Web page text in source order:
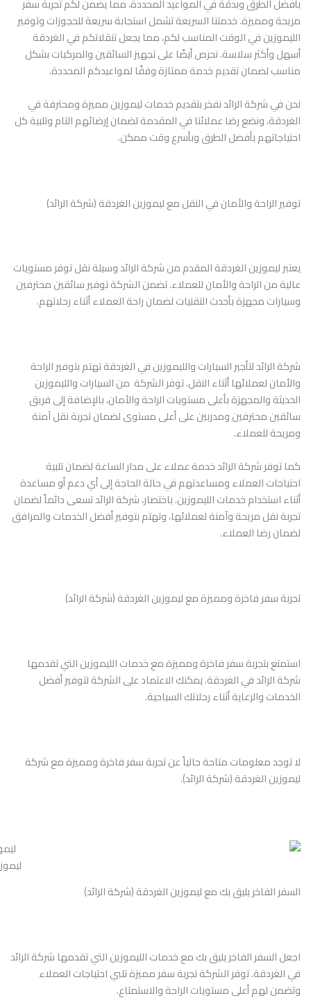
بأفضل الطرق وبدقة في المواعيد المحددة، مما يضمن لكم تجربة سفر
مريحة ومميزة. خدمتنا السريعة تشمل استجابة سريعة للحجوزات وتوفير
الليموزين في الوقت المناسب لكم، مما يجعل تنقلاتكم في الغردقة
أسهل وأكثر سلاسة. نحرص أيضًا على تجهيز السائقين والمركبات بشكل
مناسب لضمان تقديم خدمة ممتازة وفقًا لمواعيدكم المحددة.
نحن في شركة الرائد نفخر بتقديم خدمات ليموزين مميزة ومحترفة في
الغردقة، ونضع رضا عملائنا في المقدمة لضمان إرضائهم التام وتلبية كل
احتياجاتهم بأفضل الطرق وبأسرع وقت ممكن.
توفير الراحة والأمان في النقل مع ليموزين الغردقة (شركة الرائد)
يعتبر ليموزين الغردقة المقدم من شركة الرائد وسيلة نقل توفر مستويات
عالية من الراحة والأمان للعملاء. تضمن الشركة توفير سائقين محترفين
وسيارات مجهزة بأحدث التقنيات لضمان راحة العملاء أثناء رحلاتهم.
شركة الرائد لتأجير السيارات والليموزين في الغردقة تهتم بتوفير الراحة
والأمان لعملائها أثناء النقل. توفر الشركة من السيارات والليموزين
الحديثة والمجهزة بأعلى مستويات الراحة والأمان، بالإضافة إلى فريق
سائقين محترفين ومدربين على أعلى مستوى لضمان تجربة نقل آمنة
ومريحة للعملاء.
كما توفر شركة الرائد خدمة عملاء على مدار الساعة لضمان تلبية
احتياجات العملاء ومساعدتهم في حالة الحاجة إلى أي دعم أو مساعدة
أثناء استخدام خدمات الليموزين. باختصار، شركة الرائد تسعى دائماً لضمان
تجربة نقل مريحة وآمنة لعملائها، وتهتم بتوفير أفضل الخدمات والمرافق
لضمان رضا العملاء.
تجربة سفر فاخرة ومميزة مع ليموزين الغردقة (شركة الرائد)
استمتع بتجربة سفر فاخرة ومميزة مع خدمات الليموزين التي تقدمها
شركة الرائد في الغردقة. يمكنك الاعتماد على الشركة لتوفير أفضل
الخدمات والرعاية أثناء رحلاتك السياحية.
لا توجد معلومات متاحة حالياً عن تجربة سفر فاخرة ومميزة مع شركة
ليموزين الغردقة (شركة الرائد).
السفر الفاخر يليق بك مع ليموزين الغردقة (شركة الرائد)
اجعل السفر الفاخر يليق بك مع خدمات الليموزين التي تقدمها شركة الرائد
في الغردقة. توفر الشركة تجربة سفر مميزة تلبي احتياجات العملاء
وتضمن لهم أعلى مستويات الراحة والاستمتاع.